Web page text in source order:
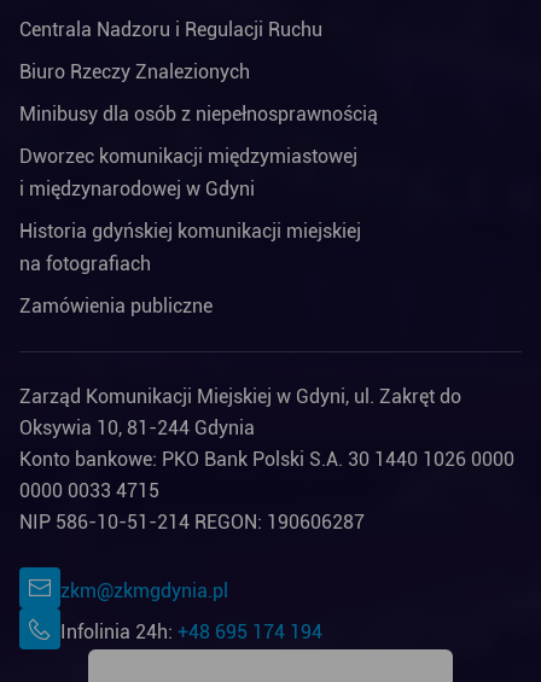
Centrala Nadzoru i Regulacji Ruchu
Biuro Rzeczy Znalezionych
Minibusy dla osób z niepełnosprawnością
Dworzec komunikacji międzymiastowej
i międzynarodowej w Gdyni
Historia gdyńskiej komunikacji miejskiej
na fotografiach
Zamówienia publiczne
Zarząd Komunikacji Miejskiej w Gdyni, ul. Zakręt do
Oksywia 10, 81-244 Gdynia
Konto bankowe: PKO Bank Polski S.A. 30 1440 1026 0000
0000 0033 4715
NIP 586-10-51-214 REGON: 190606287
zkm@zkmgdynia.pl
Infolinia 24h: +48 695 174 194